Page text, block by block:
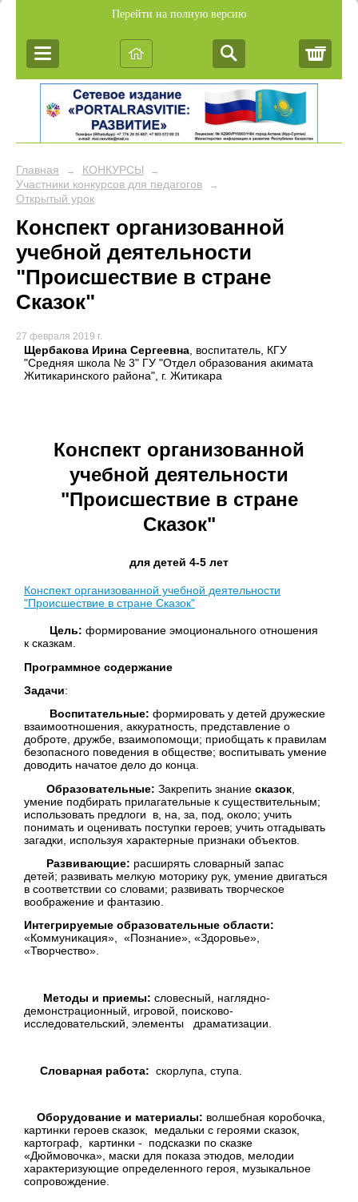
Перейти на полную версию
Главная → КОНКУРСЫ →
Участники конкурсов для педагогов →
Открытый урок
Конспект организованной
учебной деятельности
"Происшествие в стране
Сказок"
27 февраля 2019 г.
Щербакова Ирина Сергеевна, воспитатель, КГУ
"Средняя школа № 3" ГУ "Отдел образования акимата
Житикаринского района", г. Житикара
Конспект организованной
учебной деятельности
"Происшествие в стране
Сказок"
для детей 4-5 лет
Конспект организованной учебной деятельности
"Происшествие в стране Сказок"
Цель: формирование эмоционального отношения
к сказкам.
Программное содержание
Задачи:
Воспитательные: формировать у детей дружеские
взаимоотношения, аккуратность, представление о
доброте, дружбе, взаимопомощи; приобщать к правилам
безопасного поведения в обществе; воспитывать умение
доводить начатое дело до конца.
Образовательные: Закрепить знание сказок
умение подбирать прилагательные к существительным;
использовать предлоги в, на, за, под, около; учить
понимать и оценивать поступки героев; учить отгадывать
загадки, используя характерные признаки объектов.
Развивающие: расширять словарный запас
детей; развивать мелкую моторику рук, умение двигаться
в соответствии со словами; развивать творческое
воображение и фантазию.
Интегрируемые образовательные области:
«Коммуникация», «Познание», «Здоровье»,
«Творчество».
Методы и приемы: словесный, наглядно-
демонстрационный, игровой, поисково-
исследовательский, элементы драматизации.
Словарная работа: скорлупа, ступа.
Оборудование и материалы: волшебная коробочка,
картинки героев сказок, медальки с героями сказок,
картограф, картинки - подсказки по сказке
«Дюймовочка», маски для показа этюдов, мелодии
характеризующие определенного героя, музыкальное
сопровождение.